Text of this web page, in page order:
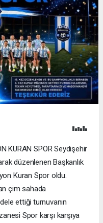
KURAN SPOR Seydişehir
düzenlenen Başkanlık
Kuran Spor oldu.
çim sahada
ettiği turnuvanın
Spor karşı karşıya